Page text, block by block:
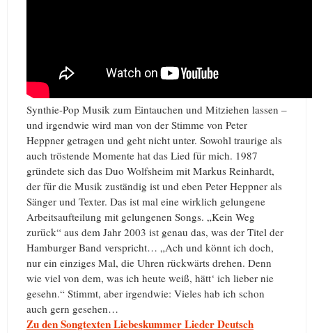
Synthie-Pop Musik zum Eintauchen und Mitziehen lassen –
und irgendwie wird man von der Stimme von Peter
Heppner getragen und geht nicht unter. Sowohl traurige als
auch tröstende Momente hat das Lied für mich. 1987
gründete sich das Duo Wolfsheim mit Markus Reinhardt,
der für die Musik zuständig ist und eben Peter Heppner als
Sänger und Texter. Das ist mal eine wirklich gelungene
Arbeitsaufteilung mit gelungenen Songs. „Kein Weg
zurück“ aus dem Jahr 2003 ist genau das, was der Titel der
Hamburger Band verspricht… „Ach und könnt ich doch,
nur ein einziges Mal, die Uhren rückwärts drehen. Denn
wie viel von dem, was ich heute weiß, hätt‘ ich lieber nie
gesehn.“ Stimmt, aber irgendwie: Vieles hab ich schon
auch gern gesehen…
Zu den Songtexten Liebeskummer Lieder Deutsch